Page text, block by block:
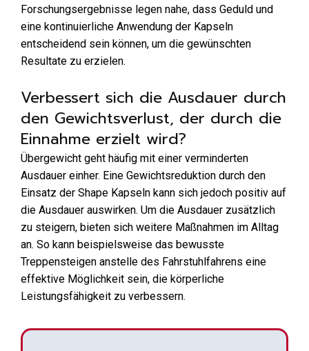
Forschungsergebnisse legen nahe, dass Geduld und
eine kontinuierliche Anwendung der Kapseln
entscheidend sein können, um die gewünschten
Resultate zu erzielen.
Verbessert sich die Ausdauer durch
den Gewichtsverlust, der durch die
Einnahme erzielt wird?
Übergewicht geht häufig mit einer verminderten
Ausdauer einher. Eine Gewichtsreduktion durch den
Einsatz der Shape Kapseln kann sich jedoch positiv auf
die Ausdauer auswirken. Um die Ausdauer zusätzlich
zu steigern, bieten sich weitere Maßnahmen im Alltag
an. So kann beispielsweise das bewusste
Treppensteigen anstelle des Fahrstuhlfahrens eine
effektive Möglichkeit sein, die körperliche
Leistungsfähigkeit zu verbessern.